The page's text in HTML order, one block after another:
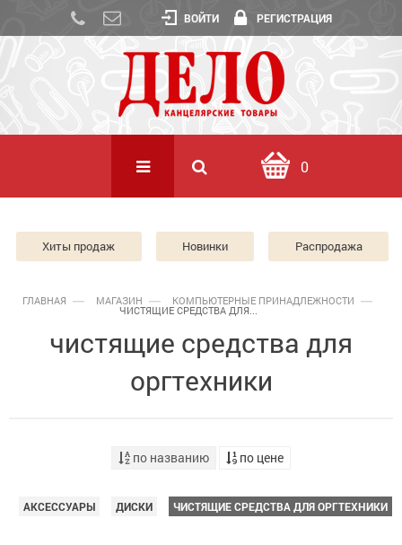
ВОЙТИ РЕГИСТРАЦИЯ
0
Хиты продаж Новинки Распродажа
ГЛАВНАЯ МАГАЗИН КОМПЬЮТЕРНЫЕ ПРИНАДЛЕЖНОСТИ
ЧИСТЯЩИЕ СРЕДСТВА ДЛЯ...
чистящие средства для
оргтехники
по названию по цене
АКСЕССУАРЫ ДИСКИ ЧИСТЯЩИЕ СРЕДСТВА ДЛЯ ОРГТЕХНИКИ